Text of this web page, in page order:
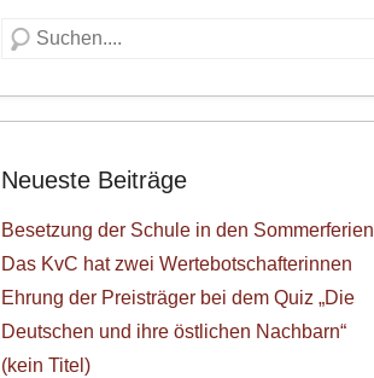
Suche
Neueste Beiträge
Besetzung der Schule in den Sommerferien
Das KvC hat zwei Wertebotschafterinnen
Ehrung der Preisträger bei dem Quiz „Die
Deutschen und ihre östlichen Nachbarn“
(kein Titel)